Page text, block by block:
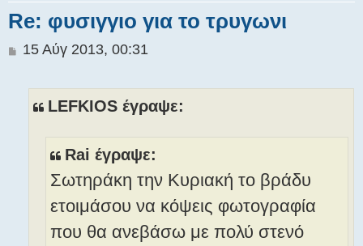
η
Re: φυσιγγιο για το τρυγωνι
Δ
15 Αύγ 2013, 00:31
LEFKIOS έγραψε:
Rai έγραψε:
Σωτηράκη την Κυριακή το βράδυ
ετοιμάσου να κόψεις φωτογραφία
που θα ανεβάσω με πολύ στενό